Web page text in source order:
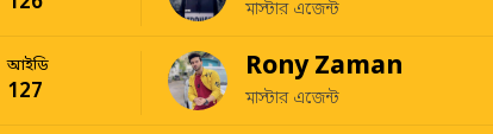
মাস্টার এজেন্ট
আইডি
127
Rony Zaman
মাস্টার এজেন্ট